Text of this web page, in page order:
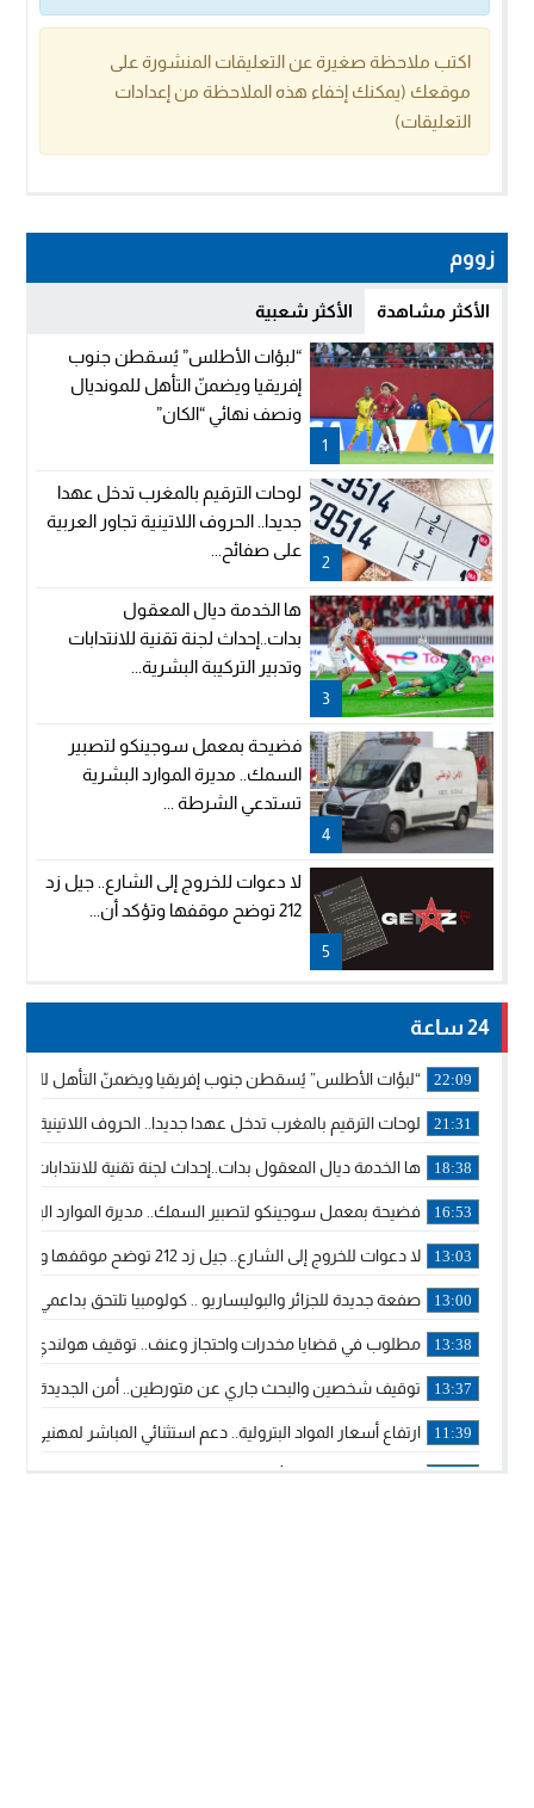
اكتب ملاحظة صغيرة عن التعليقات المنشورة على
موقعك (يمكنك إخفاء هذه الملاحظة من إعدادات
التعليقات)
زووم
الأكثر مشاهدة الأكثر شعبية
1
“لبؤات الأطلس” يُسقطن جنوب
إفريقيا ويضمنّ التأهل للمونديال
ونصف نهائي “الكان”
2
لوحات الترقيم بالمغرب تدخل عهدا
جديدا.. الحروف اللاتينية تجاور العربية
على صفائح...
3
ها الخدمة ديال المعقول
بدات..إحداث لجنة تقنية للانتدابات
وتدبير التركيبة البشرية...
4
فضيحة بمعمل سوجينكو لتصبير
السمك.. مديرة الموارد البشرية
تستدعي الشرطة ...
5
لا دعوات للخروج إلى الشارع.. جيل زد
212 توضح موقفها وتؤكد أن...
24 ساعة
22:09 “لبؤات الأطلس” يُسقطن جنوب إفريقيا ويضمنّ التأهل
21:31 لوحات الترقيم بالمغرب تدخل عهدا جديدا.. الحروف اللاتينية
18:38 ها الخدمة ديال المعقول بدات..إحداث لجنة تقنية للانتدابات
16:53 فضيحة بمعمل سوجينكو لتصبير السمك.. مديرة الموارد
13:03 لا دعوات للخروج إلى الشارع.. جيل زد 212 توضح موقفها وتؤكد أن المنشورات المنسوبة إليها لا تمثل موقفها الرسمي.
13:00 صفعة جديدة للجزائر والبوليساريو .. كولومبيا تلتحق بداعمي
13:38 مطلوب في قضايا مخدرات واحتجاز وعنف.. توقيف هولندي
13:37 توقيف شخصين والبحث جاري عن متورطين.. أمن الجديدة يفك
11:39 ارتفاع أسعار المواد البترولية.. دعم استثنائي المباشر لمهنيي